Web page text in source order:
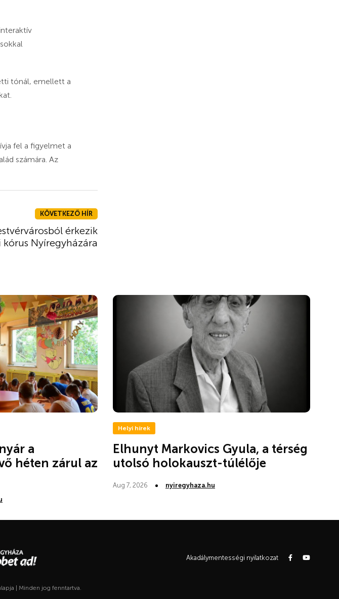
tónál, emellett a
fel a figyelmet a
számára. Az
KÖVETKEZŐ HÍR
érkezik
kórus Nyíregyházára
a
héten zárul az
Helyi hírek
Elhunyt Markovics Gyula, a térség
utolsó holokauszt-túlélője
Aug 7, 2026 nyiregyhaza.hu
Akadálymentességi nyilatkozat
| Minden jog fenntartva.